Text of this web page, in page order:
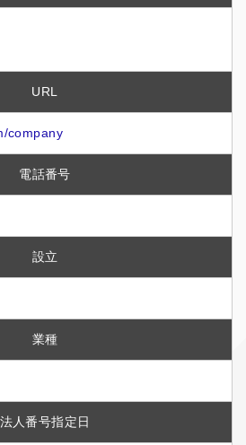
URL
company
電話番号
設立
業種
法人番号指定日